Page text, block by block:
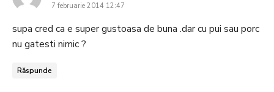
7 februarie 2014 12:47
supa cred ca e super gustoasa de buna .dar cu pui sau porc
nu gatesti nimic ?
Răspunde